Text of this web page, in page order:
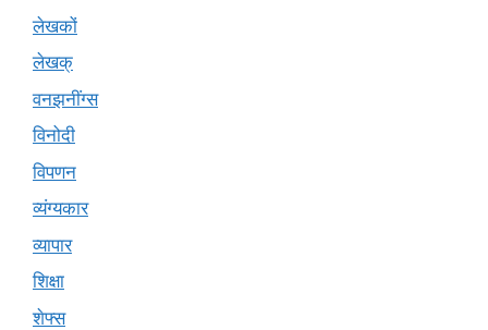
लेखकों
लेखक्
वनझनींग्स
विनोदी
विपणन
व्यंग्यकार
व्यापार
शिक्षा
शेफ्स